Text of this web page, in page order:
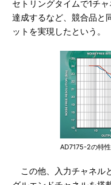
セトリングタイムで1チ
達成するなど、競合品と
ットを実現したという。
AD7175-2の特
この他、入力チャネル